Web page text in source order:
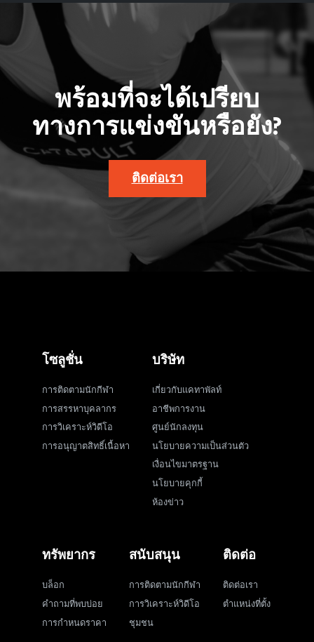
พร้อมที่จะได้เปรียบ
ทางการแข่งขันหรือยัง?
ติดต่อเรา
โซลูชั่น
การติดตามนักกีฬา
การสรรหาบุคลากร
การวิเคราะห์วิดีโอ
การอนุญาตสิทธิ์เนื้อหา
บริษัท
เกี่ยวกับแคทาพัลท์
อาชีพการงาน
ศูนย์นักลงทุน
นโยบายความเป็นส่วนตัว
เงื่อนไขมาตรฐาน
นโยบายคุกกี้
ห้องข่าว
ทรัพยากร
บล็อก
คำถามที่พบบ่อย
การกำหนดราคา
สนับสนุน
การติดตามนักกีฬา
การวิเคราะห์วิดีโอ
ชุมชน
ติดต่อ
ติดต่อเรา
ตำแหน่งที่ตั้ง